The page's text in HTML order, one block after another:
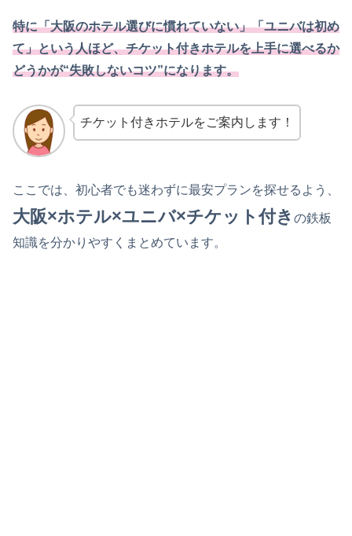
特に「大阪のホテル選びに慣れていない」「ユニバは初め
て」という人ほど、チケット付きホテルを上手に選べるか
どうかが“失敗しないコツ”になります。
チケット付きホテルをご案内します！
ここでは、初心者でも迷わずに最安プランを探せるよう、
大阪×ホテル×ユニバ×チケット付き の鉄板
知識を分かりやすくまとめています。